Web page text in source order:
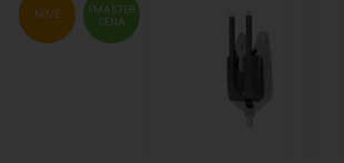
FMASTER
CENA
NOVÉ